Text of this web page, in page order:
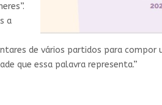
a
de vários partidos para compor
que essa palavra representa.”